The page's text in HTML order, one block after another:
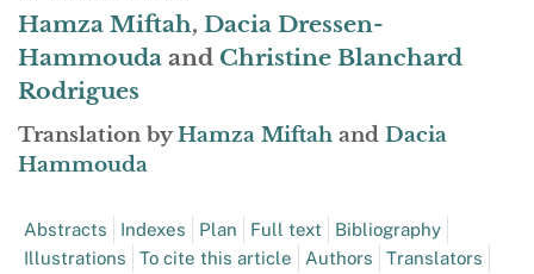
Hamza Miftah, Dacia Dressen-
Hammouda and Christine Blanchard
Rodrigues
Translation byHamza Miftah and Dacia
Hammouda
Abstracts Indexes Plan Full text
Bibliography
Illustrations
To cite this article Authors Translators